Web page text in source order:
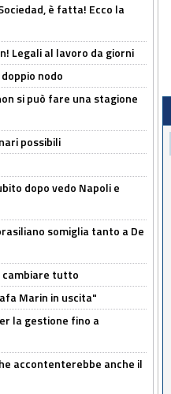
è fatta! Ecco la
Legali al lavoro da giorni
nodo
si può fare una stagione
possibili
dopo vedo Napoli e
somiglia tanto a De
cambiare tutto
Marin in uscita"
la gestione fino a
accontenterebbe anche il